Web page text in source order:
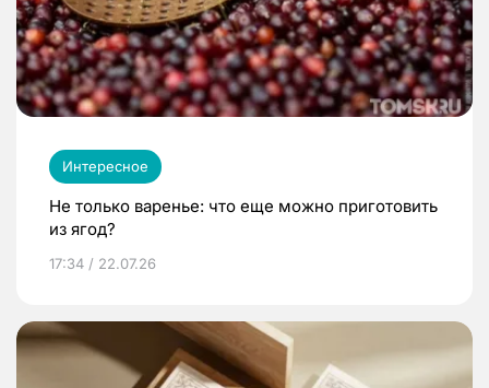
Интересное
Не только варенье: что еще можно приготовить
из ягод?
17:34 / 22.07.26